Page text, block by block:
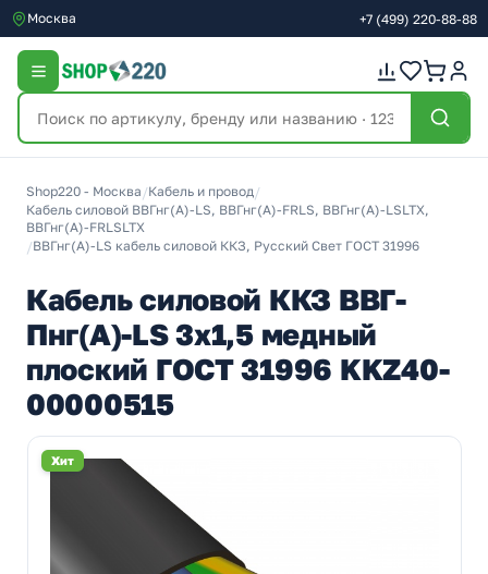
Москва +7 (499) 220-88-88
Shop220 - Москва /Кабель и провод/
Кабель силовой ВВГнг(А)-LS, ВВГнг(А)-FRLS, ВВГнг(А)-LSLTX,
ВВГнг(А)-FRLSLTX
/ВВГнг(А)-LS кабель силовой ККЗ, Русский Свет ГОСТ 31996
Кабель силовой ККЗ ВВГ-
Пнг(А)-LS 3х1,5 медный
плоский ГОСТ 31996 KKZ40-
00000515
Хит